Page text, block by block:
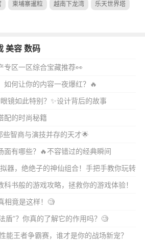
柬埔寨暹粒 越南下龙湾 乐天世界塔
美容 数码
专区一区综合宝藏推荐👀
如何让你的内容一夜爆红？🔥
镜如此特别？✨设计背后的故事
配的时尚秘籍
些智商与演技并存的天才🌟
面有哪些？🔥不容错过的经典瞬间
器，绝绝子的神仙组合！手把手教你玩转
科书般的游戏攻略，拯救你的游戏体验！
相竟是这样！🧐
盾”？你真的了解它的作用吗？🧐
能王者争霸赛，谁才是你的战场新宠？